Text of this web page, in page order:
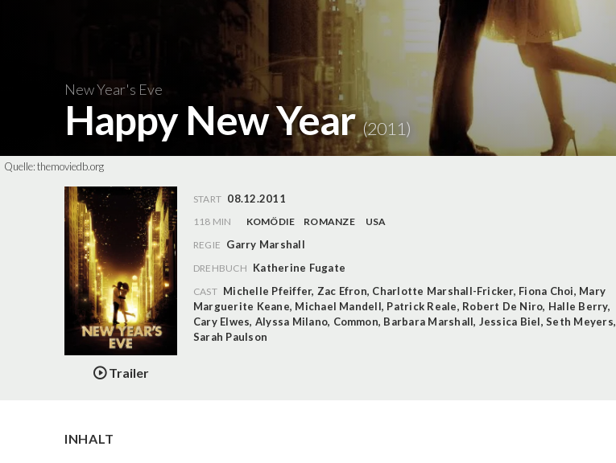
New Year's Eve
Happy New Year(2011)
Quelle:themoviedb.org
Trailer
START 08.12.2011
118 MIN KOMÖDIE ROMANZE
USA
REGIE Garry Marshall
DREHBUCH Katherine Fugate
CAST Michelle Pfeiffer, Zac Efron, Charlotte Marshall-Fricker, Fiona Choi, Mary
Marguerite Keane, Michael Mandell, Patrick Reale, Robert De Niro, Halle Berry,
Cary Elwes, Alyssa Milano, Common, Barbara Marshall, Jessica Biel,Seth Meyers,
Sarah Paulson
INHALT